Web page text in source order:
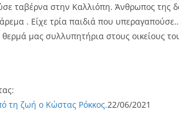
ταβέρνα στην Καλλιόπη. Άνθρωπος της
. Είχε τρία παιδιά που
μας συλλυπητήρια στους οικείους
τη ζωή ο Κώστας Ρόκκος.22/06/2021